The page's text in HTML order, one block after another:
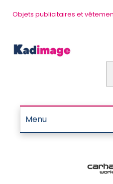
Objets publicitaires et
Menu